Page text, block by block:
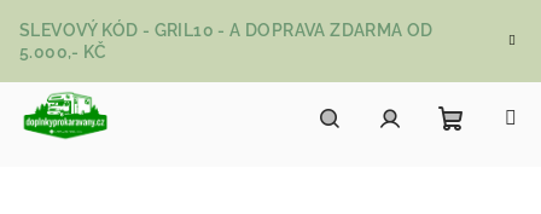
SLEVOVÝ KÓD - GRIL10 - A DOPRAVA ZDARMA OD
5.000,- KČ